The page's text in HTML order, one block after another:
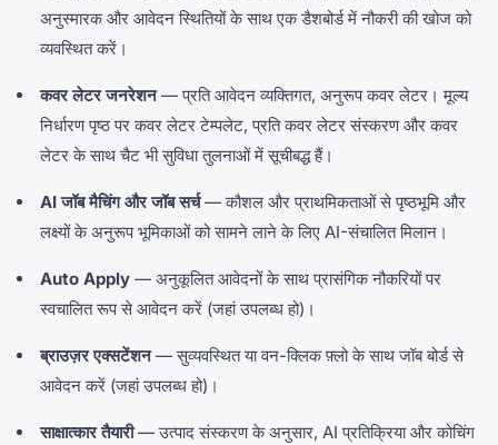
अनुस्मारक और आवेदन स्थितियों के साथ एक डैशबोर्ड में नौकरी की खोज को
व्यवस्थित करें।
कवर लेटर जनरेशन— प्रति आवेदन व्यक्तिगत, अनुरूप कवर लेटर। मूल्य
निर्धारण पृष्ठ पर कवर लेटर टेम्पलेट, प्रति कवर लेटर संस्करण और कवर
लेटर के साथ चैट भी सुविधा तुलनाओं में सूचीबद्ध हैं।
AI जॉब मैचिंग और जॉब सर्च— कौशल और प्राथमिकताओं से पृष्ठभूमि और
लक्ष्यों के अनुरूप भूमिकाओं को सामने लाने के लिए AI-संचालित मिलान।
Auto Apply — अनुकूलित आवेदनों के साथ प्रासंगिक नौकरियों पर
स्वचालित रूप से आवेदन करें (जहां उपलब्ध हो)।
ब्राउज़र एक्सटेंशन— सुव्यवस्थित या वन-क्लिक फ़्लो के साथ जॉब बोर्ड से
आवेदन करें (जहां उपलब्ध हो)।
साक्षात्कार तैयारी— उत्पाद संस्करण के अनुसार, AI प्रतिक्रिया और कोचिंग